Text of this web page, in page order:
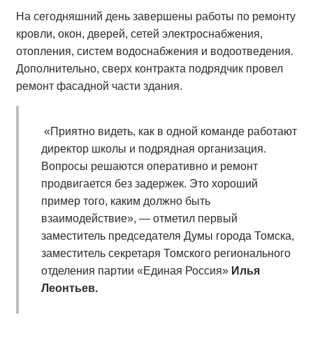
На сегодняшний день завершены работы по ремонту
кровли, окон, дверей, сетей электроснабжения,
отопления, систем водоснабжения и водоотведения.
Дополнительно, сверх контракта подрядчик провел
ремонт фасадной части здания.
«Приятно видеть, как в одной команде работают
директор школы и подрядная организация.
Вопросы решаются оперативно и ремонт
продвигается без задержек. Это хороший
пример того, каким должно быть
взаимодействие», — отметил первый
заместитель председателя Думы города Томска,
заместитель секретаря Томского регионального
отделения партии «Единая Россия» Илья
Леонтьев.